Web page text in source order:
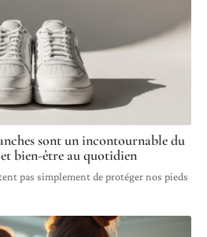
sont un incontournable du
bien-être au quotidien
pas simplement de protéger nos pieds